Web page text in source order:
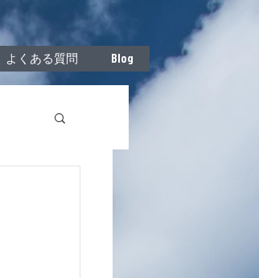
よくある質問 Blog